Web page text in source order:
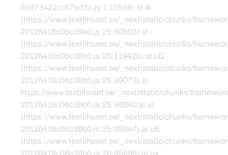
60d73422cc57ed3c.js:1:10598) at lk
(https://www.textilhuset.se/_next/static/chunks/
20126418c06c39b0.js:25:60903) at i
(https://www.textilhuset.se/_next/static/chunks/
20126418c06c39b0.js:25:119420) at uD
(https://www.textilhuset.se/_next/static/chunks/
20126418c06c39b0.js:25:99073) at
https://www.textilhuset.se/_next/static/chunks/
20126418c06c39b0.js:25:98940 at uI
(https://www.textilhuset.se/_next/static/chunks/
20126418c06c39b0.js:25:98947) at uE
(https://www.textilhuset.se/_next/static/chunks/
20126418c06c39b0.js:25:95699) at ux